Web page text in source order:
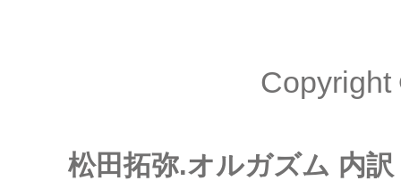
松田拓弥.オルガズム 内訳